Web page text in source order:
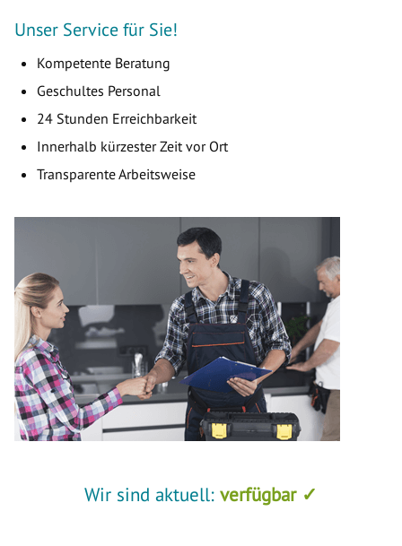
Unser Service für Sie!
Kompetente Beratung
Geschultes Personal
24 Stunden Erreichbarkeit
Innerhalb kürzester Zeit vor Ort
Transparente Arbeitsweise
Wir sind aktuell: verfügbar ✓